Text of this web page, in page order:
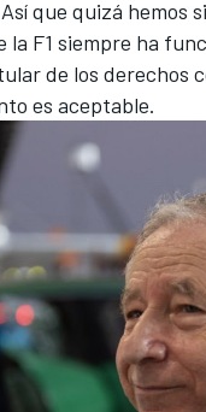
que quizá hemos
F1 siempre ha
de los derechos
es aceptable.